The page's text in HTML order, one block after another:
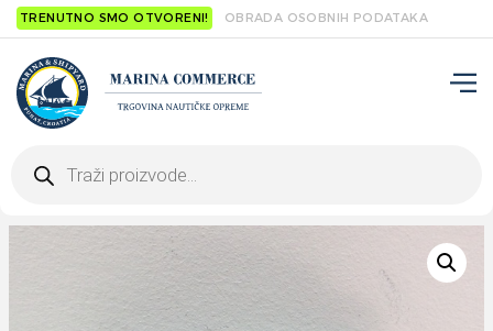
TRENUTNO SMO OTVORENI! OBRADA OSOBNIH PODATAKA
search